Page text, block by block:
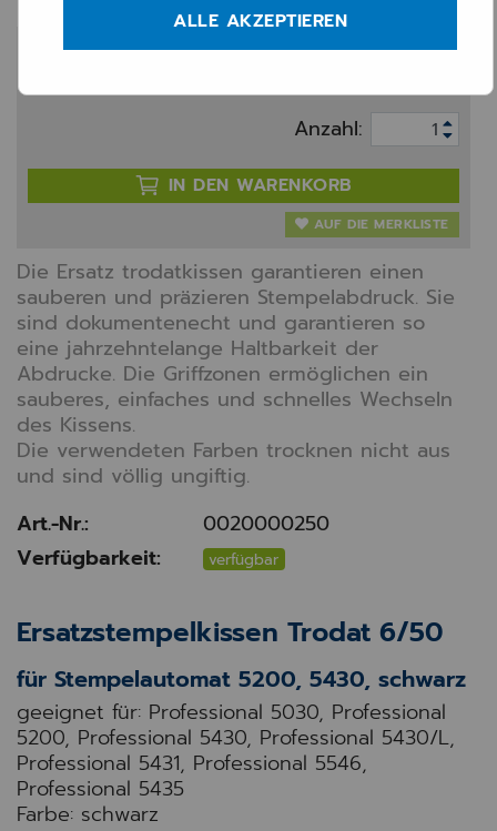
5,49 €
Anzahl:
IN DEN WARENKORB
AUF DIE MERKLISTE
Die Ersatz trodatkissen garantieren einen
sauberen und präzieren Stempelabdruck. Sie
sind dokumentenecht und garantieren so
eine jahrzehntelange Haltbarkeit der
Abdrucke. Die Griffzonen ermöglichen ein
sauberes, einfaches und schnelles Wechseln
des Kissens.
Die verwendeten Farben trocknen nicht aus
und sind völlig ungiftig.
Art.-Nr.:
0020000250
Verfügbarkeit:
verfügbar
Ersatzstempelkissen Trodat 6/50
für Stempelautomat 5200, 5430, schwarz
geeignet für: Professional 5030, Professional
5200, Professional 5430, Professional 5430/L,
Professional 5431, Professional 5546,
Professional 5435
Farbe: schwarz
ALLE AKZEPTIEREN